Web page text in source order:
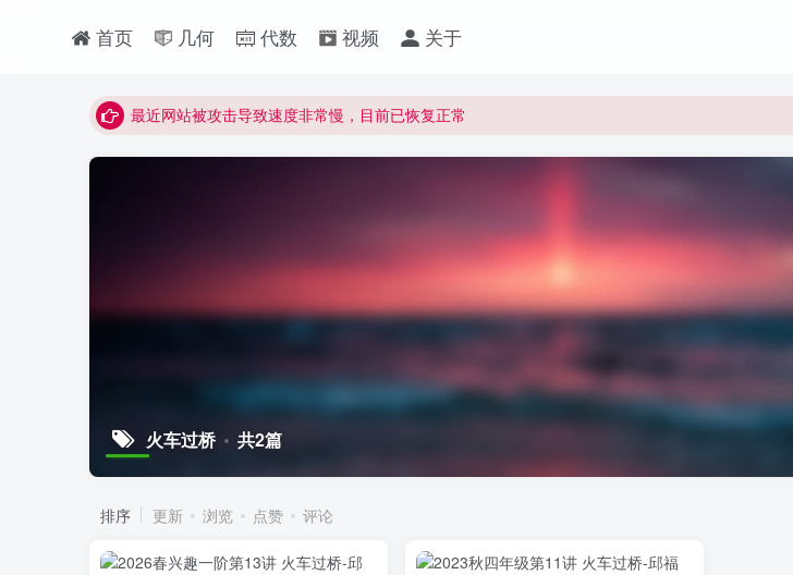
首页 几何 代数 视频 关于
视频无法观看的微信发消息给邱老师重置即可
最近网站被攻击导致速度非常慢，目前已恢复正常
视频无法观看的微信发消息给邱老师重置即可
火车过桥 共2篇
排序 更新 浏览 点赞 评论